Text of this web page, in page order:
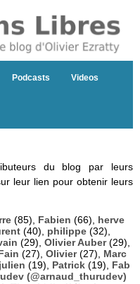
Podcasts Videos
du blog par leurs
leur lien pour obtenir leurs
(85), Fabien (66), herve
(40), philippe (32),
(29), Olivier Auber(29),
(27), Olivier(27), Marc
julien (19), Patrick (19), Fab
(@arnaud_thurudev)